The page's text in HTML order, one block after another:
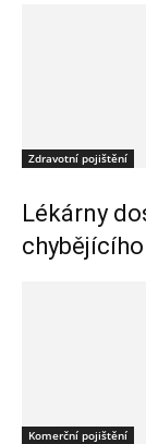
Zdravotní pojištění
Lékárny
Komerční pojištění